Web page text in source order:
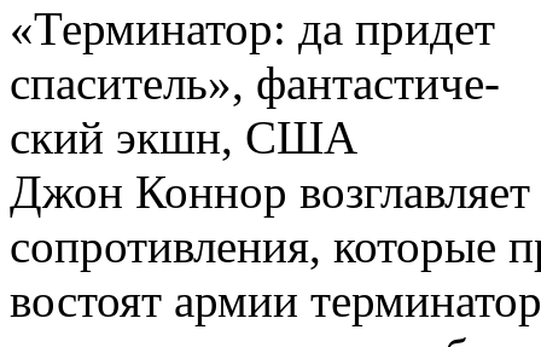
«Терминатор: да придет
спаситель», фантастиче-
ский экшн, США
Джон Коннор
сопротивления, которые
востоят армии